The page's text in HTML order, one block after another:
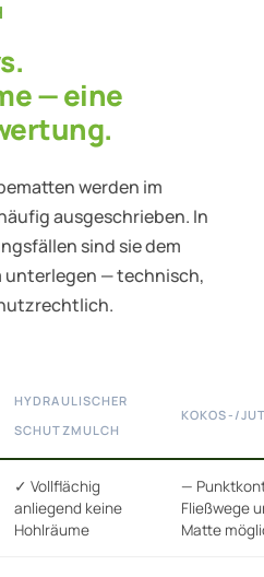
— eine
werden im
ausgeschrieben. In
sind sie dem
unterlegen — technisch,
HYDRAULISCHER
SCHUTZMULCH
KOKOS-/
✓ Vollflächig
anliegend keine
Hohlräume
—
Fließwege
Matte